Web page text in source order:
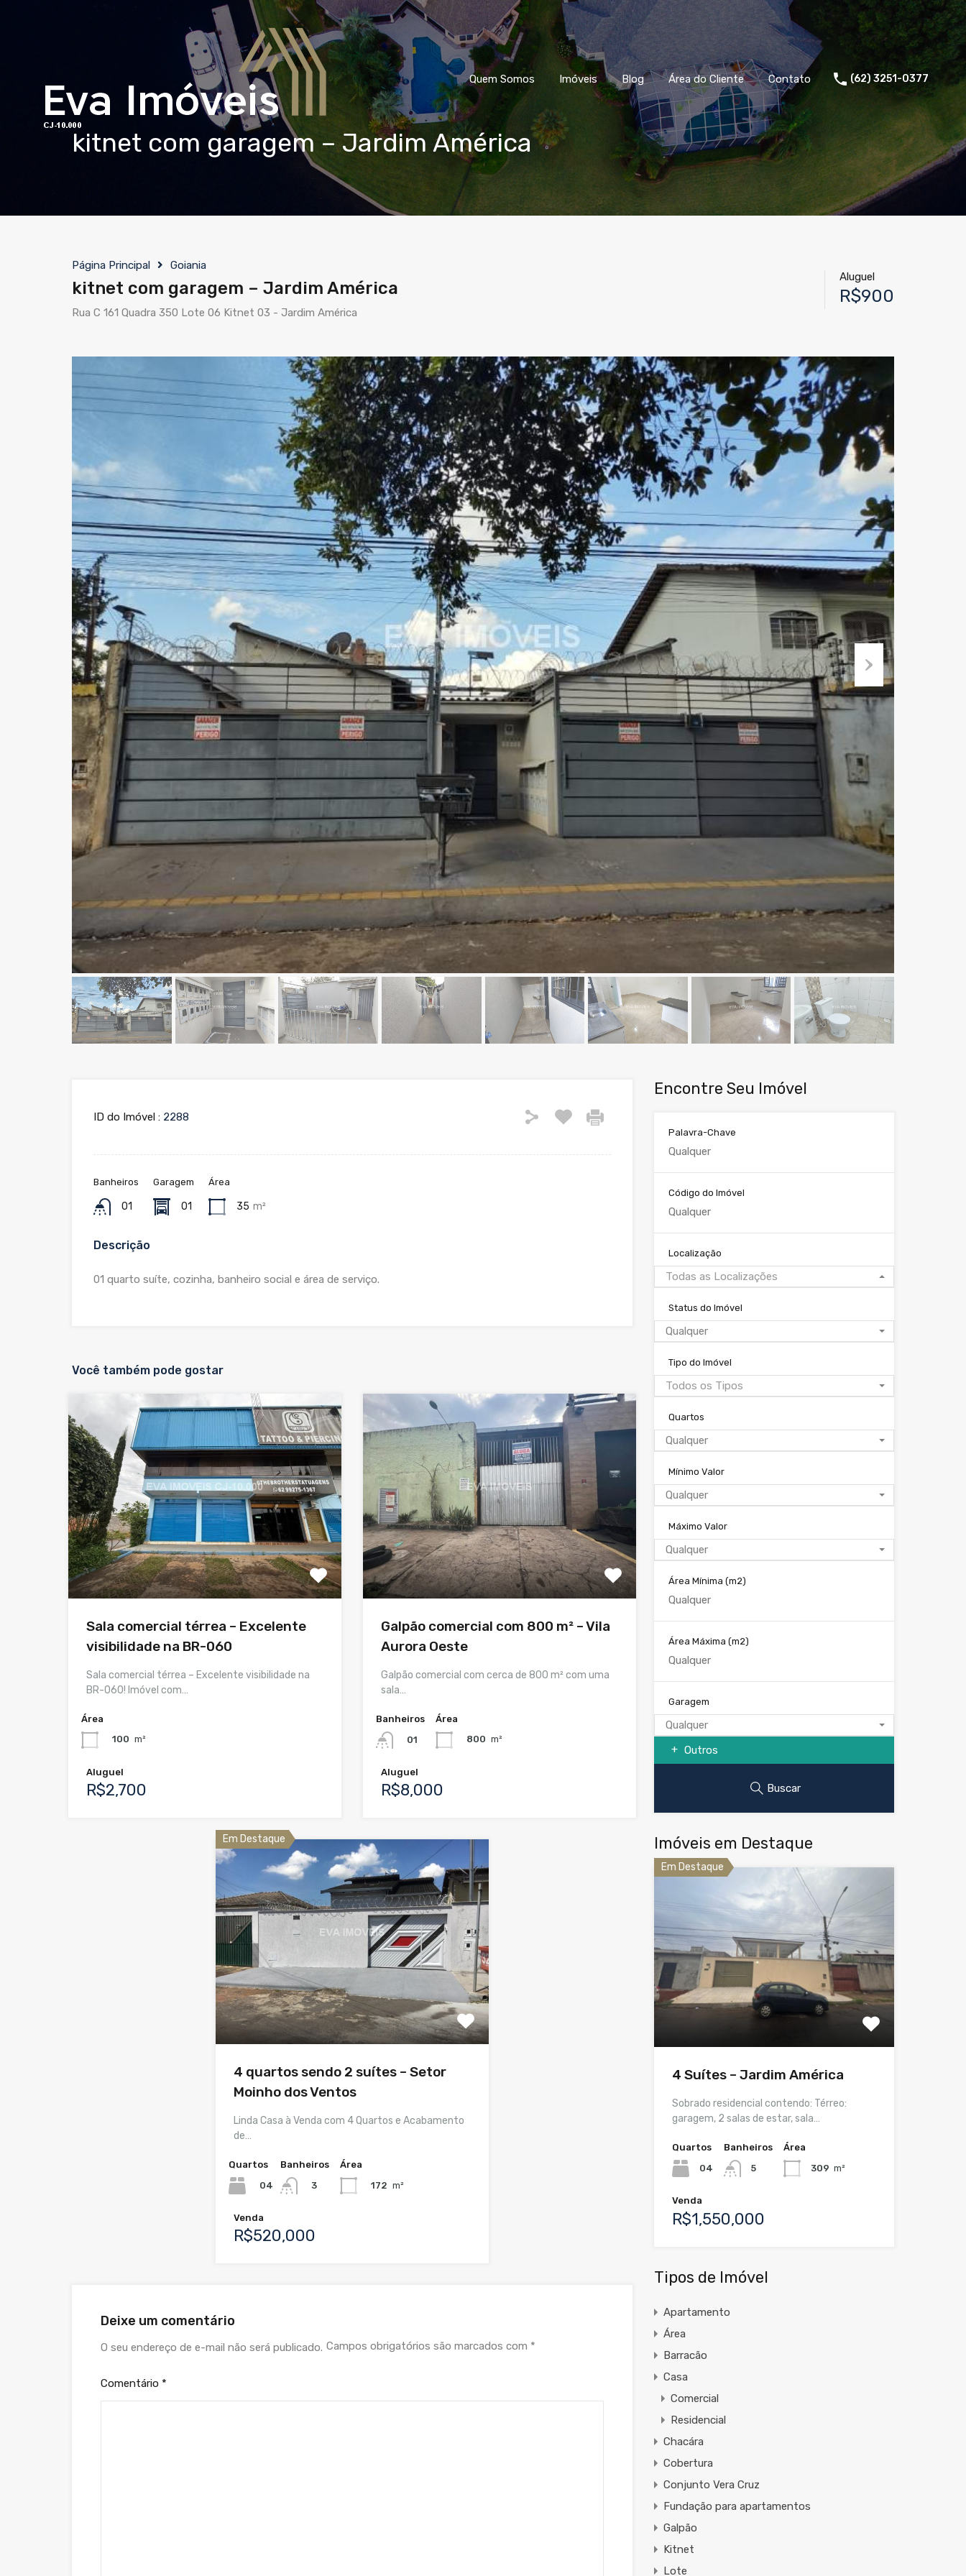
Quem Somos Imóveis Blog Área do Cliente Contato (62) 3251-0377
kitnet com garagem – Jardim América
Página Principal Goiania
kitnet com garagem – Jardim América
Rua C 161 Quadra 350 Lote 06 Kitnet 03 - Jardim América
Aluguel
R$900
ID do Imóvel : 2288
Banheiros
01
Garagem
01
Área
35 m²
Descrição
01 quarto suíte, cozinha, banheiro social e área de serviço.
Você também pode gostar
Sala comercial térrea – Excelente
visibilidade na BR-060
Sala comercial térrea – Excelente visibilidade na
BR-060! Imóvel com…
Área
100 m²
Aluguel
R$2,700
Galpão comercial com 800 m² – Vila
Aurora Oeste
Galpão comercial com cerca de 800 m² com uma
sala…
Banheiros
01
Área
800 m²
Aluguel
R$8,000
Em Destaque
4 quartos sendo 2 suítes – Setor
Moinho dos Ventos
Linda Casa à Venda com 4 Quartos e Acabamento
de…
Quartos
04
Banheiros
3
Área
172 m²
Venda
R$520,000
Deixe um comentário
O seu endereço de e-mail não será publicado. Campos obrigatórios são marcados com *
Comentário *
Encontre Seu Imóvel
Palavra-Chave
Código do Imóvel
Localização
Todas as Localizações
Status do Imóvel
Qualquer
Tipo do Imóvel
Todos os Tipos
Quartos
Qualquer
Mínimo Valor
Qualquer
Máximo Valor
Qualquer
Área Mínima (m2)
Área Máxima (m2)
Garagem
Qualquer
Outros
Buscar
Imóveis em Destaque
Em Destaque
4 Suítes – Jardim América
Sobrado residencial contendo: Térreo:
garagem, 2 salas de estar, sala…
Quartos
04
Banheiros
5
Área
309 m²
Venda
R$1,550,000
Tipos de Imóvel
Apartamento
Área
Barracão
Casa
Comercial
Residencial
Chacára
Cobertura
Conjunto Vera Cruz
Fundação para apartamentos
Galpão
Kitnet
Lote